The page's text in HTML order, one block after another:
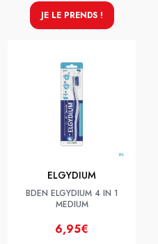
JE LE PRENDS !
ELGYDIUM
BDEN ELGYDIUM 4 IN 1
MEDIUM
6,95€